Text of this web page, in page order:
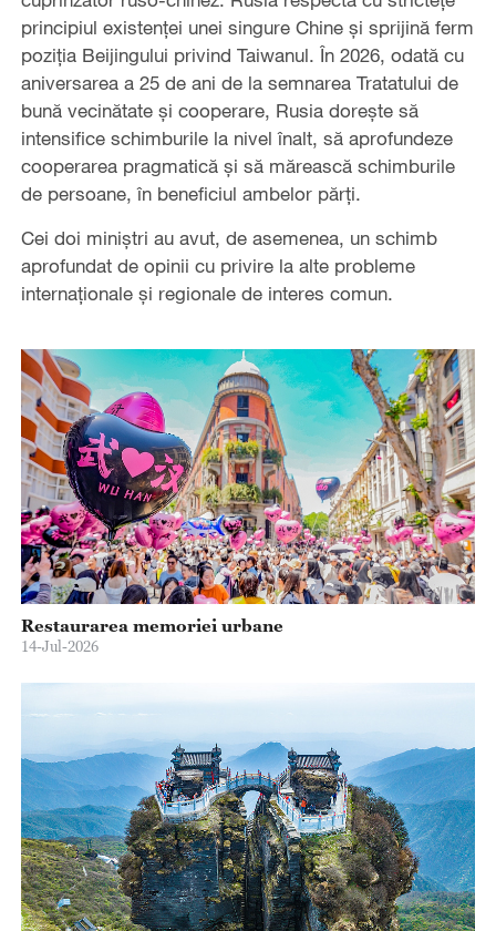
principiul existenței unei singure Chine și sprijină ferm
poziția Beijingului privind Taiwanul. În 2026, odată cu
aniversarea a 25 de ani de la semnarea Tratatului de
bună vecinătate și cooperare, Rusia dorește să
intensifice schimburile la nivel înalt, să aprofundeze
cooperarea pragmatică și să mărească schimburile
de persoane, în beneficiul ambelor părți.
Cei doi miniștri au avut, de asemenea, un schimb
aprofundat de opinii cu privire la alte probleme
internaționale și regionale de interes comun.
Restaurarea memoriei urbane
14-Jul-2026